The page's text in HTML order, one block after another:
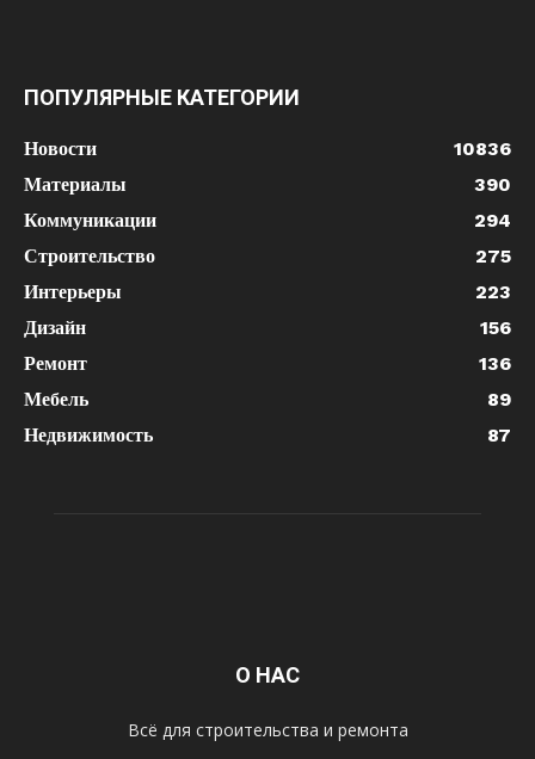
ПОПУЛЯРНЫЕ КАТЕГОРИИ
Новости
10836
Материалы
390
Коммуникации
294
Строительство
275
Интерьеры
223
Дизайн
156
Ремонт
136
Мебель
89
Недвижимость
87
О НАС
Всё для строительства и ремонта